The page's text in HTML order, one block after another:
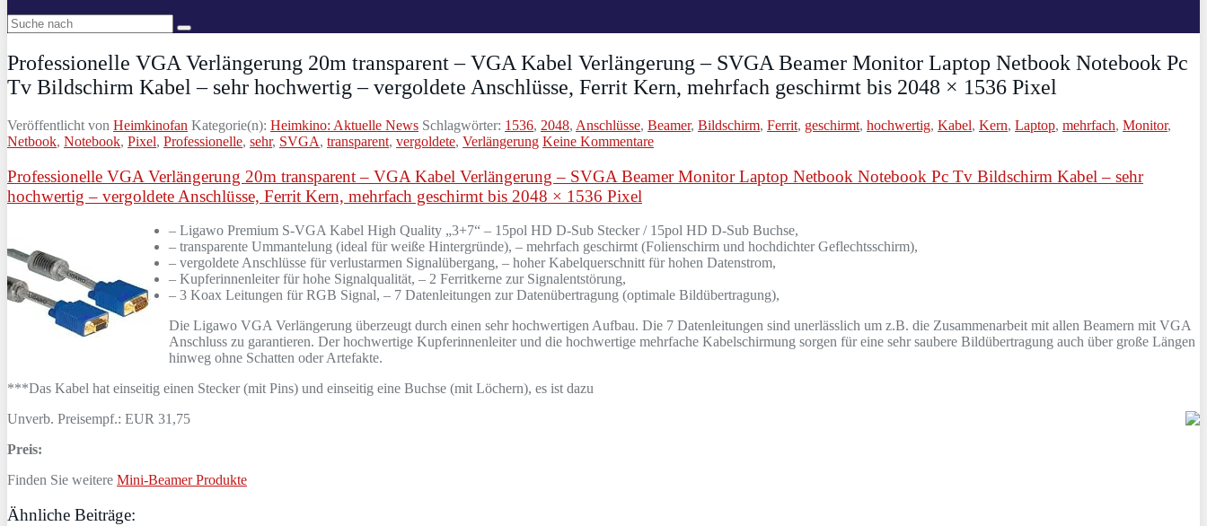
Professionelle VGA Verlängerung 20m transparent – VGA Kabel Verlängerung – SVGA Beamer Monitor Laptop Netbook Notebook Pc
Tv Bildschirm Kabel – sehr hochwertig – vergoldete Anschlüsse, Ferrit Kern, mehrfach geschirmt bis 2048 × 1536 Pixel
Veröffentlicht von Heimkinofan Kategorie(n): Heimkino: Aktuelle News Schlagwörter: 1536, 2048, Anschlüsse, Beamer, Bildschirm, Ferrit, geschirmt, hochwertig, Kabel, Kern, Laptop, mehrfach, Monitor,
Netbook, Notebook, Pixel, Professionelle, sehr, SVGA, transparent, vergoldete, Verlängerung Keine Kommentare
Professionelle VGA Verlängerung 20m transparent – VGA Kabel Verlängerung – SVGA Beamer Monitor Laptop Netbook Notebook Pc Tv Bildschirm Kabel – sehr
hochwertig – vergoldete Anschlüsse, Ferrit Kern, mehrfach geschirmt bis 2048 × 1536 Pixel
– Ligawo Premium S-VGA Kabel High Quality „3+7“ – 15pol HD D-Sub Stecker / 15pol HD D-Sub Buchse,
– transparente Ummantelung (ideal für weiße Hintergründe), – mehrfach geschirmt (Folienschirm und hochdichter Geflechtsschirm),
– vergoldete Anschlüsse für verlustarmen Signalübergang, – hoher Kabelquerschnitt für hohen Datenstrom,
– Kupferinnenleiter für hohe Signalqualität, – 2 Ferritkerne zur Signalentstörung,
– 3 Koax Leitungen für RGB Signal, – 7 Datenleitungen zur Datenübertragung (optimale Bildübertragung),
Die Ligawo VGA Verlängerung überzeugt durch einen sehr hochwertigen Aufbau. Die 7 Datenleitungen sind unerlässlich um z.B. die Zusammenarbeit mit allen Beamern mit VGA
Anschluss zu garantieren. Der hochwertige Kupferinnenleiter und die hochwertige mehrfache Kabelschirmung sorgen für eine sehr saubere Bildübertragung auch über große Längen
hinweg ohne Schatten oder Artefakte.
***Das Kabel hat einseitig einen Stecker (mit Pins) und einseitig eine Buchse (mit Löchern), es ist dazu
Unverb. Preisempf.: EUR 31,75
Preis:
Finden Sie weitere Mini-Beamer Produkte
Ähnliche Beiträge: